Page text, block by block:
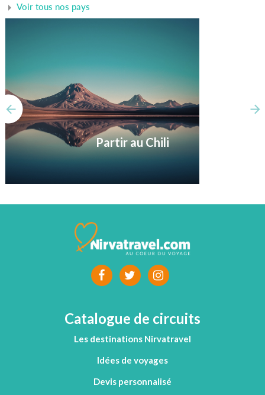
Voir tous nos pays
Partir au Chili
Catalogue de circuits
Les destinations Nirvatravel
Idées de voyages
Devis personnalisé